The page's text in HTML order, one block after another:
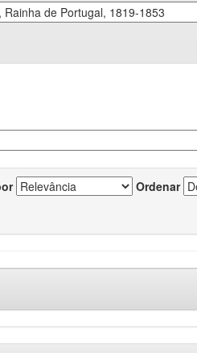
Ordenar